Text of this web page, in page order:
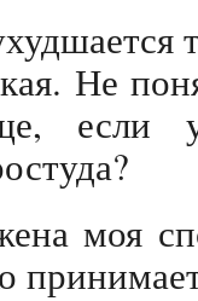
Не
моя